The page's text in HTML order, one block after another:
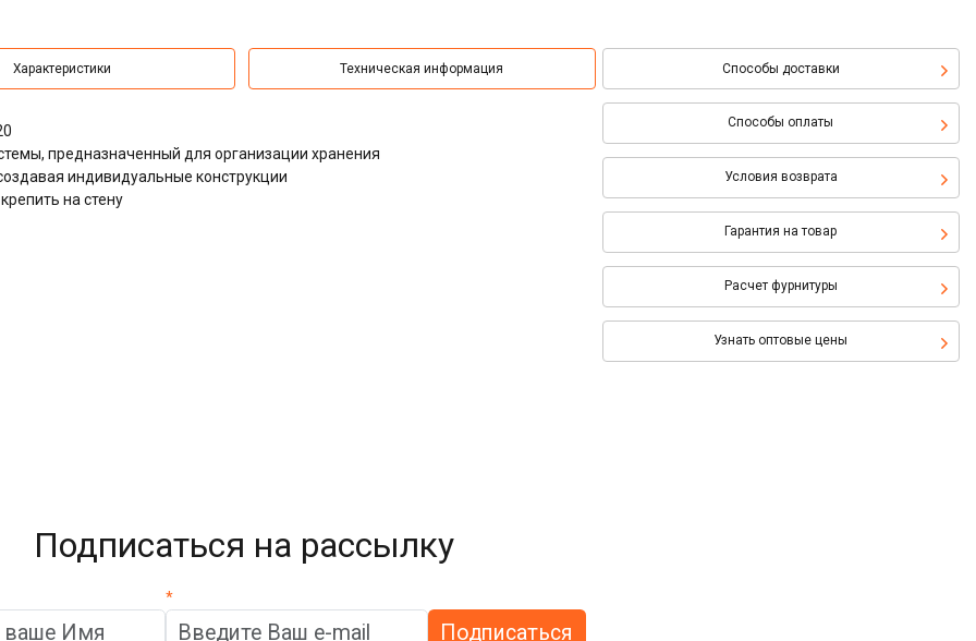
Характеристики Техническая информация Способы доставки
Способы оплаты
Условия возврата
Гарантия на товар
Расчет фурнитуры
Узнать оптовые цены
предназначенный для организации хранения
индивидуальные конструкции
на стену
Подписаться на рассылку
*